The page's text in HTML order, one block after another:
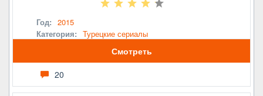
Год: 2015
Категория: Турецкие сериалы
Смотреть
20